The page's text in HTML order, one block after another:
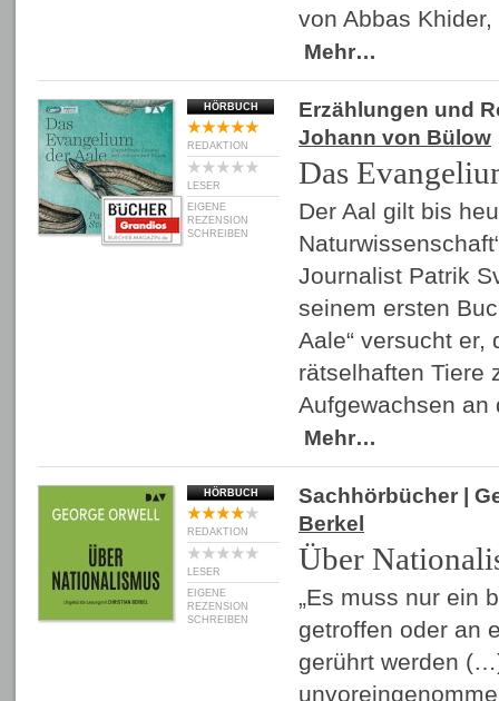
von Abbas
Mehr…
HÖRBUCH
REDAKTION
LESER
EIGENE
REZENSION
SCHREIBEN
Erzählungen und
Johann von Bülow
Das
Der Aal gilt bis
Journalist Patrik
seinem ersten
Aale“ versucht er,
rätselhaften Tiere
Aufgewachsen an
Mehr…
HÖRBUCH
REDAKTION
LESER
EIGENE
REZENSION
SCHREIBEN
Sachhörbücher |
Berkel
Über
„Es muss nur ein
getroffen oder an
gerührt werden